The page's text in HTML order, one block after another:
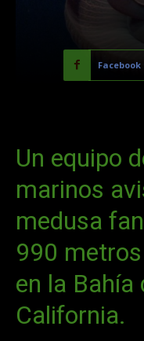
Facebook
Un equipo
marinos
medusa
990
en la Bahía
California.